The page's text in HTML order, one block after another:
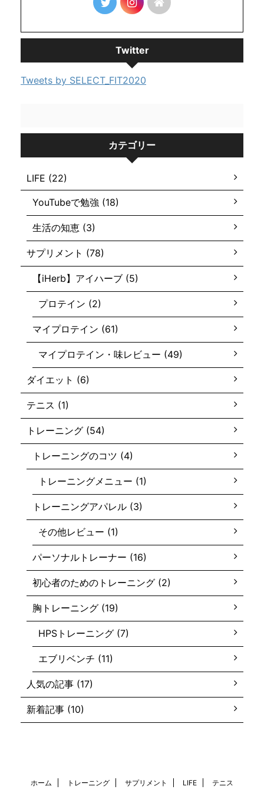
Twitter
Tweets by SELECT_FIT2020
カテゴリー
LIFE (22)
YouTubeで勉強 (18)
生活の知恵 (3)
サプリメント (78)
【iHerb】アイハーブ (5)
プロテイン (2)
マイプロテイン (61)
マイプロテイン・味レビュー (49)
ダイエット (6)
テニス (1)
トレーニング (54)
トレーニングのコツ (4)
トレーニングメニュー (1)
トレーニングアパレル (3)
その他レビュー (1)
パーソナルトレーナー (16)
初心者のためのトレーニング (2)
胸トレーニング (19)
HPSトレーニング (7)
エブリベンチ (11)
人気の記事 (17)
新着記事 (10)
ホーム トレーニング サプリメント LIFE テニス